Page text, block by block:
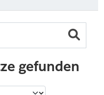
gefunden